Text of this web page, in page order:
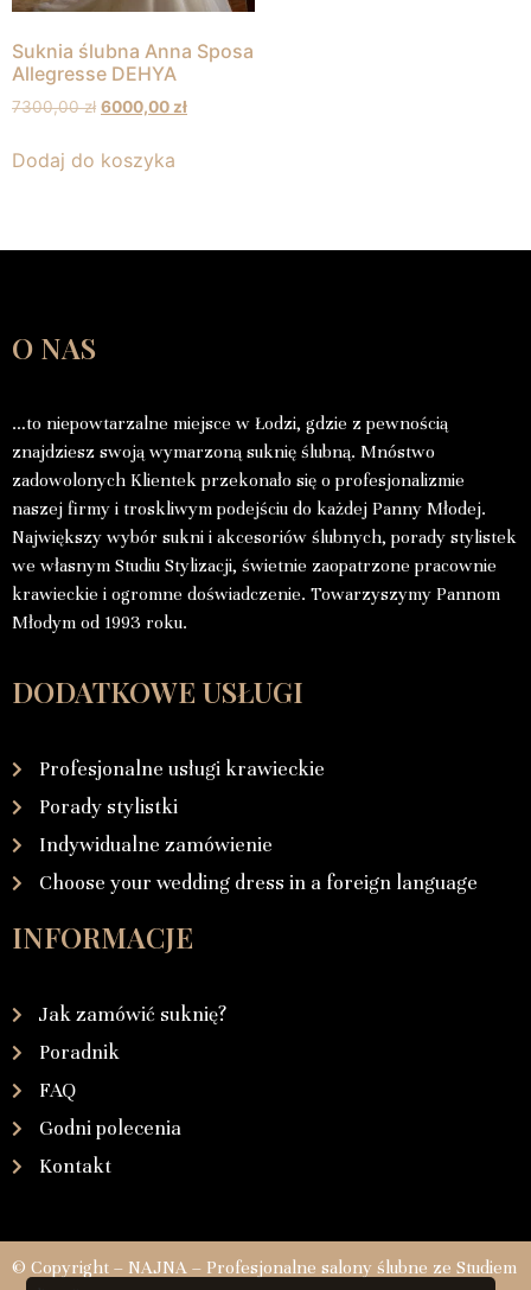
Suknia ślubna Anna Sposa
Allegresse DEHYA
7300,00zł 6000,00zł
Dodaj do koszyka
O NAS
…to niepowtarzalne miejsce w Łodzi, gdzie z pewnością
znajdziesz swoją wymarzoną suknię ślubną. Mnóstwo
zadowolonych Klientek przekonało się o profesjonalizmie
naszej firmy i troskliwym podejściu do każdej Panny Młodej.
Największy wybór sukni i akcesoriów ślubnych, porady stylistek
we własnym Studiu Stylizacji, świetnie zaopatrzone pracownie
krawieckie i ogromne doświadczenie. Towarzyszymy Pannom
Młodym od 1993 roku.
DODATKOWE USŁUGI
Profesjonalne usługi krawieckie
Porady stylistki
Indywidualne zamówienie
Choose your wedding dress in a foreign language
INFORMACJE
Jak zamówić suknię?
Poradnik
FAQ
Godni polecenia
Kontakt
© Copyright – NAJNA – Profesjonalne salony ślubne ze Studiem